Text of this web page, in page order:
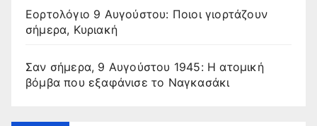
Εορτολόγιο 9 Αυγούστου: Ποιοι γιορτάζουν
σήμερα, Κυριακή
Σαν σήμερα, 9 Αυγούστου 1945: Η ατομική
βόμβα που εξαφάνισε το Ναγκασάκι